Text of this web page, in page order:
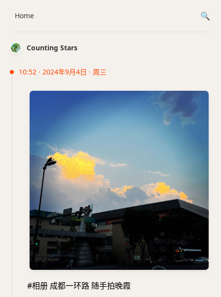
Counting Stars
10:52 · 2024年9月4日 · 周三
#相册 成都一环路 随手拍晚霞
Home